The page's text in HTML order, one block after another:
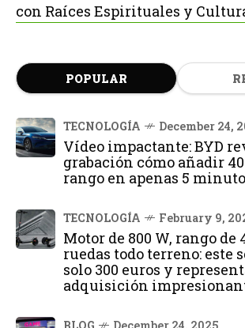
con Raíces Espirituales y
POPULAR
TECNOLOGÍA December 24,
Vídeo impactante: BYD
grabación cómo añadir
rango en apenas 5
TECNOLOGÍA February 9,
Motor de 800 W, rango de
ruedas todo terreno: este
solo 300 euros y
adquisición